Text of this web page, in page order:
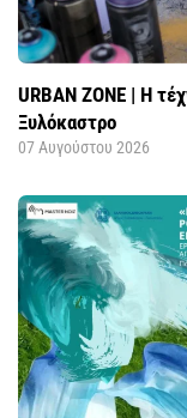
URBAN ZONE | Η
Ξυλόκαστρο
07 Αυγούστου 2026